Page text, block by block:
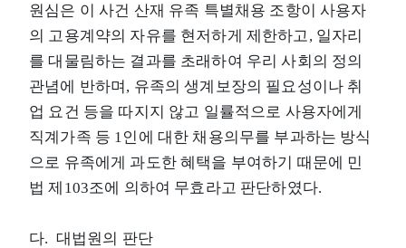
원심은 이 사건 산재 유족 특별채용 조항이 사용자
의 고용계약의 자유를 현저하게 제한하고, 일자리
를 대물림하는 결과를 초래하여 우리 사회의 정의
관념에 반하며, 유족의 생계보장의 필요성이나 취
업 요건 등을 따지지 않고 일률적으로 사용자에게
직계가족 등 1인에 대한 채용의무를 부과하는 방식
으로 유족에게 과도한 혜택을 부여하기 때문에 민
법 제103조에 의하여 무효라고 판단하였다.
다. 대법원의 판단